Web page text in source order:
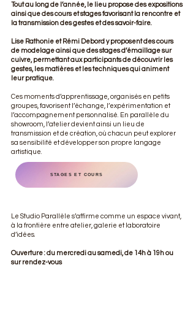
Tout au long de l’année, le lieu propose des expositions
ainsi que des cours et stages favorisant la rencontre et
la transmission des gestes et des savoir-faire.
Lise Rathonie et Rémi Debord y proposent des cours
de modelage ainsi que des stages d’émaillage sur
cuivre, permettant aux participants de découvrir les
gestes, les matières et les techniques qui animent
leur pratique.
Ces moments d’apprentissage, organisés en petits
groupes, favorisent l’échange, l’expérimentation et
l’accompagnement personnalisé. En parallèle du
showroom, l’atelier devient ainsi un lieu de
transmission et de création, où chacun peut explorer
sa sensibilité et développer son propre langage
artistique.
Le Studio Parallèle s’affirme comme un espace vivant,
à la frontière entre atelier, galerie et laboratoire
d’idées.
Ouverture : du mercredi au samedi, de 14h à 19h ou
sur rendez-vous
STAGES ET COURS